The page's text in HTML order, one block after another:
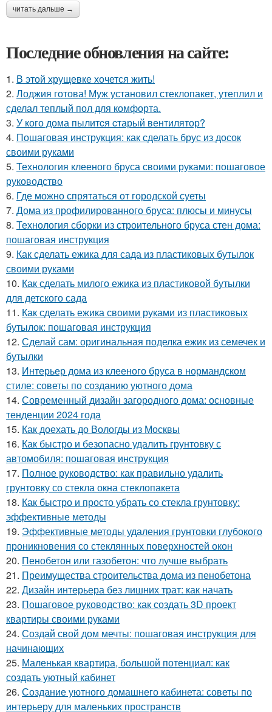
читать дальше →
Последние обновления на сайте:
1. В этой хрущевке хочется жить!
2. Лоджия готова! Муж установил стеклопакет, утеплил и
сделал теплый пол для комфорта.
3. У кого дома пылитcя cтарый вентилятор?
4. Пошаговая инструкция: как сделать брус из досок
своими руками
5. Технология клееного бруса своими руками: пошаговое
руководство
6. Где можно спрятаться от городской суеты
7. Дома из профилированного бруса: плюсы и минусы
8. Технология сборки из строительного бруса стен дома:
пошаговая инструкция
9. Как сделать ежика для сада из пластиковых бутылок
своими руками
10. Как сделать милого ежика из пластиковой бутылки
для детского сада
11. Как сделать ежика своими руками из пластиковых
бутылок: пошаговая инструкция
12. Сделай сам: оригинальная поделка ежик из семечек и
бутылки
13. Интерьер дома из клееного бруса в нормандском
стиле: советы по созданию уютного дома
14. Современный дизайн загородного дома: основные
тенденции 2024 года
15. Как доехать до Вологды из Москвы
16. Как быстро и безопасно удалить грунтовку с
автомобиля: пошаговая инструкция
17. Полное руководство: как правильно удалить
грунтовку со стекла окна стеклопакета
18. Как быстро и просто убрать со стекла грунтовку:
эффективные методы
19. Эффективные методы удаления грунтовки глубокого
проникновения со стеклянных поверхностей окон
20. Пенобетон или газобетон: что лучше выбрать
21. Преимущества строительства дома из пенобетона
22. Дизайн интерьера без лишних трат: как начать
23. Пошаговое руководство: как создать 3D проект
квартиры своими руками
24. Создай свой дом мечты: пошаговая инструкция для
начинающих
25. Маленькая квартира, большой потенциал: как
создать уютный кабинет
26. Создание уютного домашнего кабинета: советы по
интерьеру для маленьких пространств